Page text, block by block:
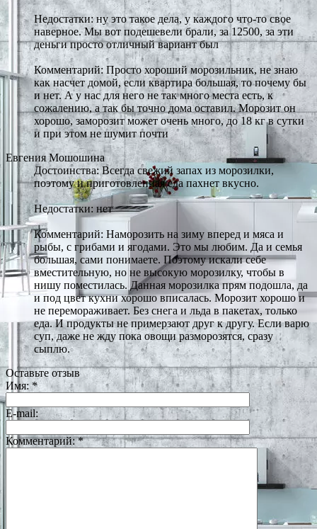
Недостатки: ну это такое дела, у каждого что-то свое
наверное. Мы вот подешевели брали, за 12500, за эти
деньги просто отличный вариант был
Комментарий: Просто хороший морозильник, не знаю
как насчет домой, если квартира большая, то почему бы
и нет. А у нас для него не так много места есть, к
сожалению, а так бы точно дома оставил. Морозит он
хорошо, заморозит может очень много, до 18 кг в сутки
и при этом не шумит почти
Евгения Мошошина
Достоинства: Всегда свежий запах из морозилки,
поэтому и приготовленная еда пахнет вкусно.
Недостатки: нет
Комментарий: Наморозить на зиму вперед и мяса и
рыбы, с грибами и ягодами. Это мы любим. Да и семья
большая, сами понимаете. Поэтому искали себе
вместительную, но не высокую морозилку, чтобы в
нишу поместилась. Данная морозилка прям подошла, да
и под цвет кухни хорошо вписалась. Морозит хорошо и
не перемораживает. Без снега и льда в пакетах, только
еда. И продукты не примерзают друг к другу. Если варю
суп, даже не жду пока овощи разморозятся, сразу
сыплю.
Оставьте отзыв
Имя:*
E-mail:
Комментарий:*